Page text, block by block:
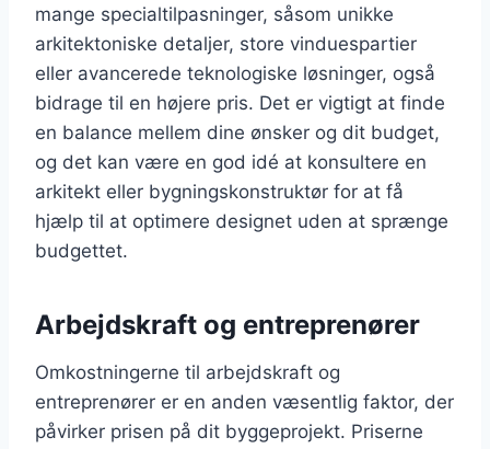
mange specialtilpasninger, såsom unikke
arkitektoniske detaljer, store vinduespartier
eller avancerede teknologiske løsninger, også
bidrage til en højere pris. Det er vigtigt at finde
en balance mellem dine ønsker og dit budget,
og det kan være en god idé at konsultere en
arkitekt eller bygningskonstruktør for at få
hjælp til at optimere designet uden at sprænge
budgettet.
Arbejdskraft og entreprenører
Omkostningerne til arbejdskraft og
entreprenører er en anden væsentlig faktor, der
påvirker prisen på dit byggeprojekt. Priserne